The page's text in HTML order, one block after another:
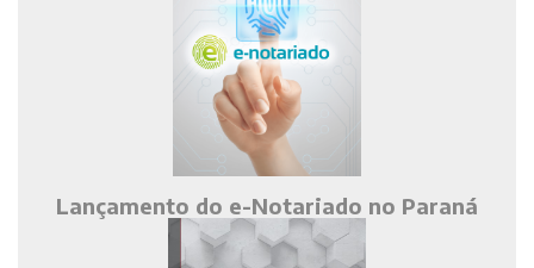
Lançamento do e-Notariado no Paraná